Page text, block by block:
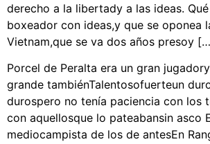
derecho a la libertady a las ideas.
boxeador con ideas,y que se oponea
Vietnam,que se va dos años presoy
Porcel de Peralta era un gran
grande tambiénTalentosofuerteun
durospero no tenía paciencia con los
con aquellosque lo pateabansin asco
mediocampista de los de antesEn